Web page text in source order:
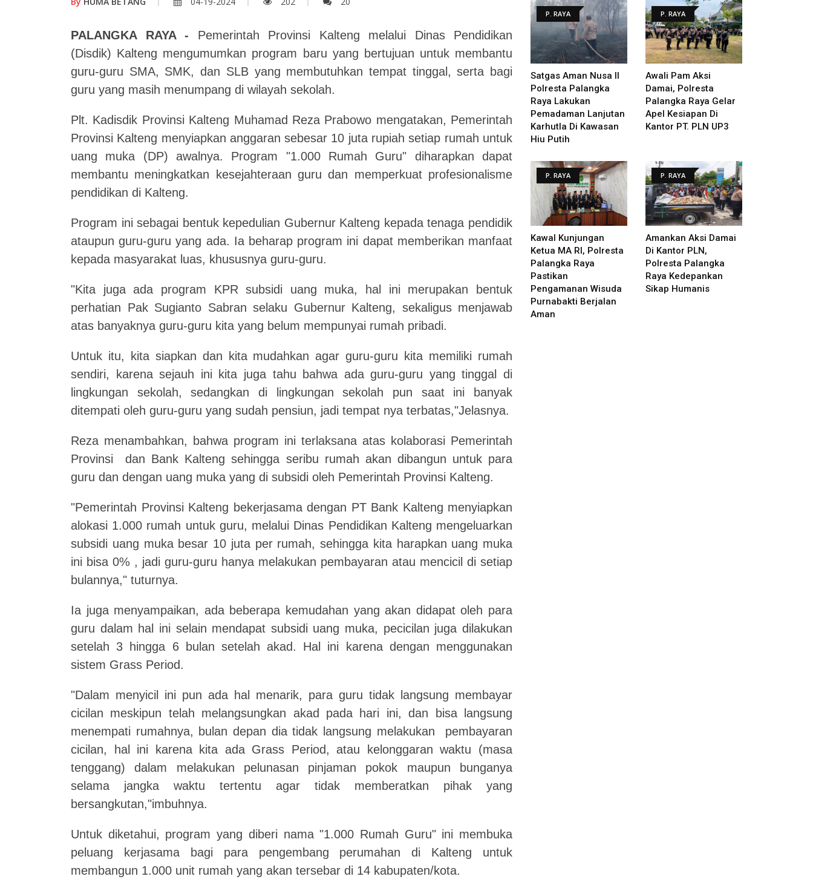
PALANGKA RAYA - Pemerintah Provinsi Kalteng melalui Dinas Pendidikan
(Disdik) Kalteng mengumumkan program baru yang bertujuan untuk membantu
guru-guru SMA, SMK, dan SLB yang membutuhkan tempat tinggal, serta bagi
guru yang masih menumpang di wilayah sekolah.
Plt. Kadisdik Provinsi Kalteng Muhamad Reza Prabowo mengatakan, Pemerintah
Provinsi Kalteng menyiapkan anggaran sebesar 10 juta rupiah setiap rumah untuk
uang muka (DP) awalnya. Program "1.000 Rumah Guru" diharapkan dapat
membantu meningkatkan kesejahteraan guru dan memperkuat profesionalisme
pendidikan di Kalteng.
Program ini sebagai bentuk kepedulian Gubernur Kalteng kepada tenaga pendidik
ataupun guru-guru yang ada. Ia beharap program ini dapat memberikan manfaat
kepada masyarakat luas, khususnya guru-guru.
"Kita juga ada program KPR subsidi uang muka, hal ini merupakan bentuk
perhatian Pak Sugianto Sabran selaku Gubernur Kalteng, sekaligus menjawab
atas banyaknya guru-guru kita yang belum mempunyai rumah pribadi.
Untuk itu, kita siapkan dan kita mudahkan agar guru-guru kita memiliki rumah
sendiri, karena sejauh ini kita juga tahu bahwa ada guru-guru yang tinggal di
lingkungan sekolah, sedangkan di lingkungan sekolah pun saat ini banyak
ditempati oleh guru-guru yang sudah pensiun, jadi tempat nya terbatas,"Jelasnya.
Reza menambahkan, bahwa program ini terlaksana atas kolaborasi Pemerintah
Provinsi dan Bank Kalteng sehingga seribu rumah akan dibangun untuk para
guru dan dengan uang muka yang di subsidi oleh Pemerintah Provinsi Kalteng.
"Pemerintah Provinsi Kalteng bekerjasama dengan PT Bank Kalteng menyiapkan
alokasi 1.000 rumah untuk guru, melalui Dinas Pendidikan Kalteng mengeluarkan
subsidi uang muka besar 10 juta per rumah, sehingga kita harapkan uang muka
ini bisa 0% , jadi guru-guru hanya melakukan pembayaran atau mencicil di setiap
bulannya," tuturnya.
Ia juga menyampaikan, ada beberapa kemudahan yang akan didapat oleh para
guru dalam hal ini selain mendapat subsidi uang muka, pecicilan juga dilakukan
setelah 3 hingga 6 bulan setelah akad. Hal ini karena dengan menggunakan
sistem Grass Period.
"Dalam menyicil ini pun ada hal menarik, para guru tidak langsung membayar
cicilan meskipun telah melangsungkan akad pada hari ini, dan bisa langsung
menempati rumahnya, bulan depan dia tidak langsung melakukan pembayaran
cicilan, hal ini karena kita ada Grass Period, atau kelonggaran waktu (masa
tenggang) dalam melakukan pelunasan pinjaman pokok maupun bunganya
selama jangka waktu tertentu agar tidak memberatkan pihak yang
bersangkutan,"imbuhnya.
Untuk diketahui, program yang diberi nama "1.000 Rumah Guru" ini membuka
peluang kerjasama bagi para pengembang perumahan di Kalteng untuk
membangun 1.000 unit rumah yang akan tersebar di 14 kabupaten/kota.
P. RAYA
Satgas Aman Nusa II
Polresta Palangka
Raya Lakukan
Pemadaman Lanjutan
Karhutla Di Kawasan
Hiu Putih
P. RAYA
Awali Pam Aksi
Damai, Polresta
Palangka Raya Gelar
Apel Kesiapan Di
Kantor PT. PLN UP3
P. RAYA
Kawal Kunjungan
Ketua MA RI, Polresta
Palangka Raya
Pastikan
Pengamanan Wisuda
Purnabakti Berjalan
Aman
P. RAYA
Amankan Aksi Damai
Di Kantor PLN,
Polresta Palangka
Raya Kedepankan
Sikap Humanis